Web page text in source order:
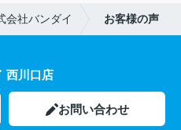
会社バンダイ お客様の声
西川口店
お問い合わせ